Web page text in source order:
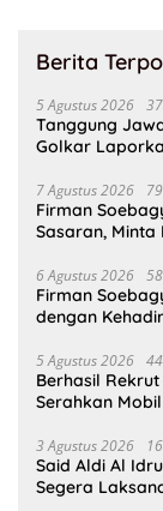
Berita
5 Agustus 2026
Tanggung
Golkar
7 Agustus 2026
Firman
Sasaran, Minta
6 Agustus 2026
Firman
dengan
5 Agustus 2026
Berhasil
Serahkan
3 Agustus 2026
Said Aldi Al
Segera